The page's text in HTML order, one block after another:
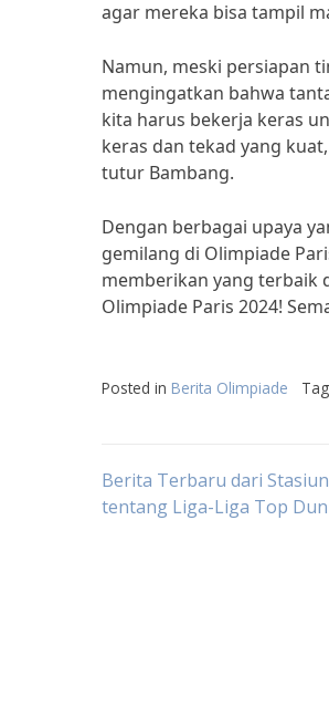
agar mereka bisa tampil
Namun, meski persiapan
mengingatkan bahwa
kita harus bekerja keras
keras dan tekad yang
tutur Bambang.
Dengan berbagai upaya
gemilang di Olimpiade
memberikan yang terbaik
Olimpiade Paris 2024!
Posted in Berita Olimpiade
Post
Berita Terbaru dari
tentang Liga-Liga Top